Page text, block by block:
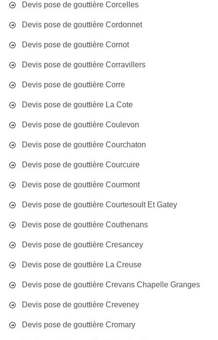
Devis pose de gouttière Corcelles
Devis pose de gouttière Cordonnet
Devis pose de gouttière Cornot
Devis pose de gouttière Corravillers
Devis pose de gouttière Corre
Devis pose de gouttière La Cote
Devis pose de gouttière Coulevon
Devis pose de gouttière Courchaton
Devis pose de gouttière Courcuire
Devis pose de gouttière Courmont
Devis pose de gouttière Courtesoult Et Gatey
Devis pose de gouttière Couthenans
Devis pose de gouttière Cresancey
Devis pose de gouttière La Creuse
Devis pose de gouttière Crevans Chapelle Granges
Devis pose de gouttière Creveney
Devis pose de gouttière Cromary